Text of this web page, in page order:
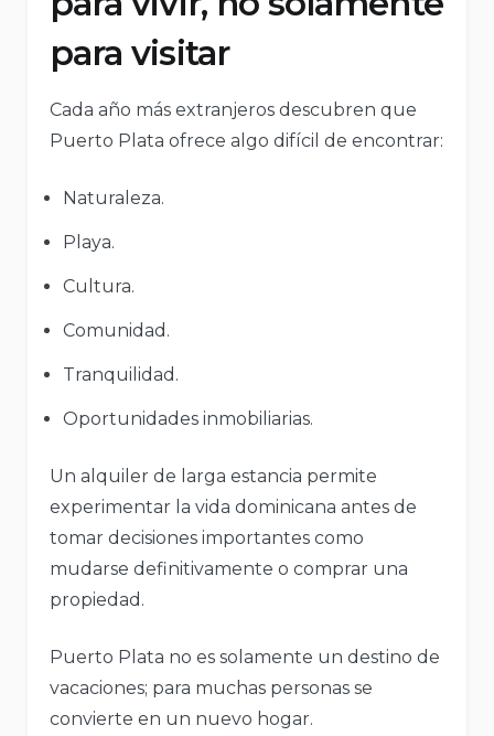
para visitar
Cada año más extranjeros descubren que
Puerto Plata ofrece algo difícil de encontrar:
Naturaleza.
Playa.
Cultura.
Comunidad.
Tranquilidad.
Oportunidades inmobiliarias.
Un alquiler de larga estancia permite
experimentar la vida dominicana antes de
tomar decisiones importantes como
mudarse definitivamente o comprar una
propiedad.
Puerto Plata no es solamente un destino de
vacaciones; para muchas personas se
convierte en un nuevo hogar.